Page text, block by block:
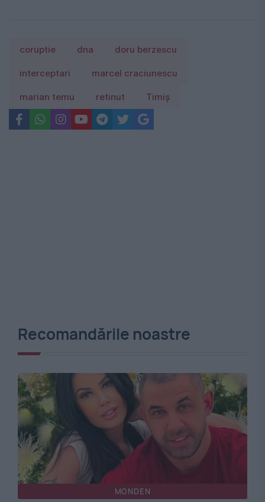
coruptie dna doru berzescu
interceptari marcel craciunescu
marian temu retinut Timiş
Recomandările noastre
MONDEN